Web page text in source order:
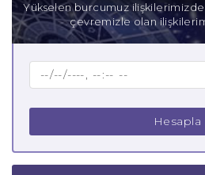
Baba Oğlak
Yükselen burcumuz ilişkilerimizde
çevremizle olan
Hesapla